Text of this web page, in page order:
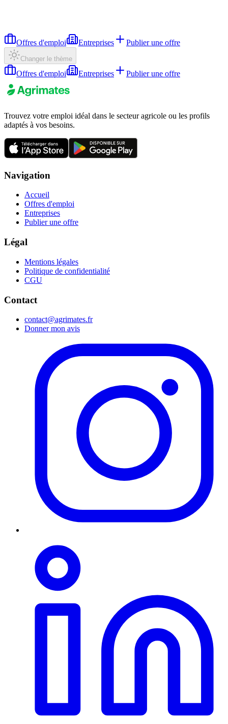
Offres d'emploi Entreprises Publier une offre
Changer le thème
Offres d'emploi Entreprises Publier une offre
Trouvez votre emploi idéal dans le secteur agricole ou les profils
adaptés à vos besoins.
Navigation
Accueil
Offres d'emploi
Entreprises
Publier une offre
Légal
Mentions légales
Politique de confidentialité
CGU
Contact
contact@agrimates.fr
Donner mon avis